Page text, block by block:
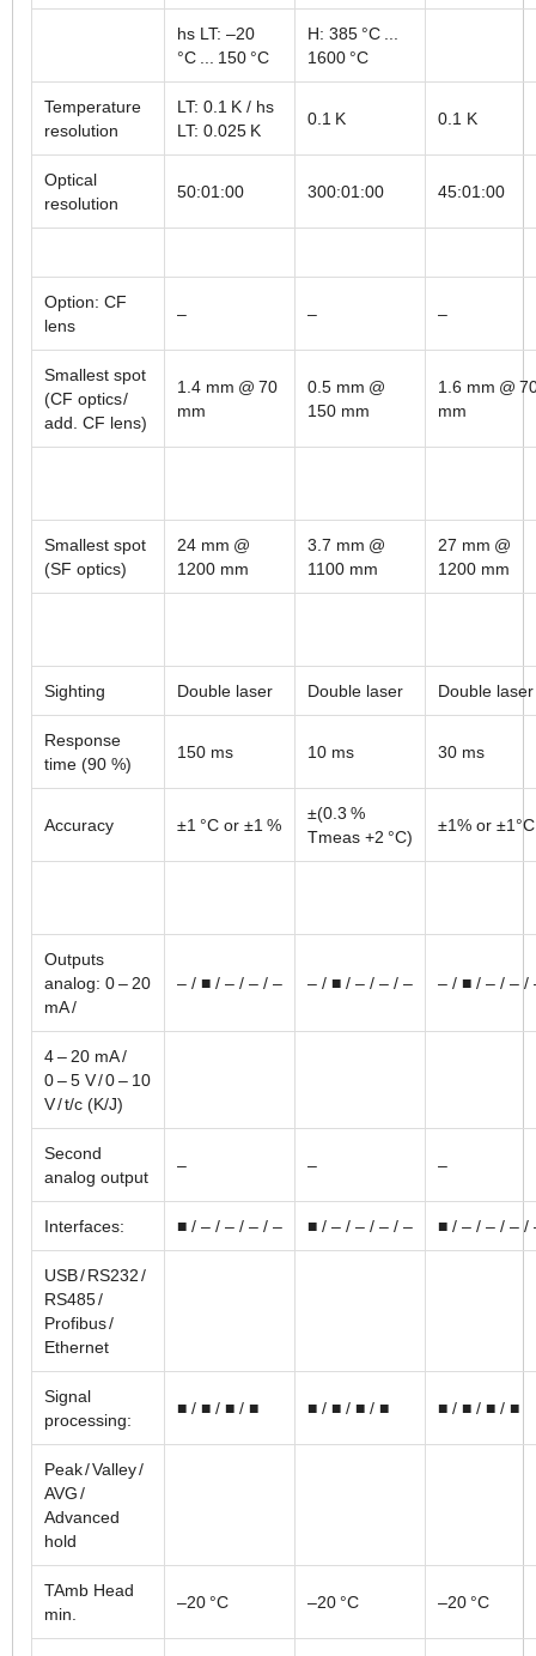
hs LT: –20
°C ... 150 °C
H: 385 °C ...
1600 °C
Temperature
resolution
LT: 0.1 K / hs
LT: 0.025 K
0.1 K 0.1 K
Optical
resolution
50:01:00 300:01:00 45:01:00
Option: CF
lens
– – –
Smallest spot
(CF optics /
add. CF lens)
1.4 mm @ 70
mm
0.5 mm @
150 mm
1.6 mm @
mm
Smallest spot
(SF optics)
24 mm @
1200 mm
3.7 mm @
1100 mm
27 mm @
1200 mm
Sighting Double laser Double laser Double laser
Response
time (90 %)
150 ms 10 ms 30 ms
Accuracy ±1 °C or ±1 %
±(0.3 %
Tmeas +2 °C)
±1% or ±1°C
Outputs
analog: 0 – 20
mA /
– / ■ / – / – / – – / ■ / – / – / – – / ■ / – / – /
4 – 20 mA /
0 – 5 V / 0 – 10
V / t/c (K/J)
Second
analog output
– – –
Interfaces: ■ / – / – / – / – ■ / – / – / – / – ■ / – / – / – /
USB / RS232 /
RS485 /
Profibus /
Ethernet
Signal
processing:
■ / ■ / ■ / ■ ■ / ■ / ■ / ■ ■ / ■ / ■ / ■
Peak / Valley /
AVG /
Advanced
hold
TAmb Head
min.
–20 °C –20 °C –20 °C